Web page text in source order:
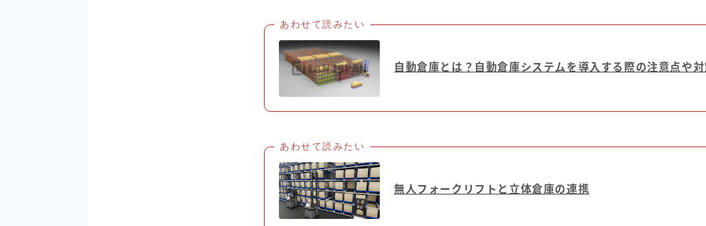
あわせて読みたい
自動倉庫とは？自動倉庫システムを導入する際の注意点や
あわせて読みたい
無人フォークリフトと立体倉庫の連携